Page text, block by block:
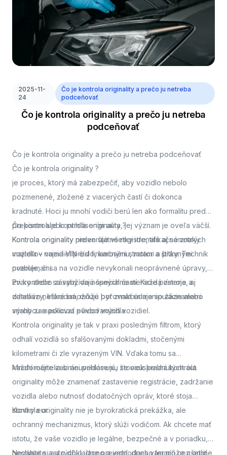
2025-11-
24
Čo je kontrola originality a prečo ju netreba
podceňovať
Čo je kontrola originality a prečo ju netreba
podceňovať
Čo je kontrola originality a prečo ju netreba podceňovať
Čo je kontrola originality ?
je proces, ktorý má zabezpečiť, aby vozidlo nebolo
pozmenené, zložené z viacerých častí či dokonca
kradnuté. Hoci ju mnohí vodiči berú len ako formalitu pred
prepisom alebo prihlásením auta, jej význam je oveľa väčší.
Kontrola originality nielen štátne registre, ale aj samotných
majiteľov vozidiel pred finančnými stratami a právnymi
problémami.
Čo kontroluje kontrola originality ?
Kontrola originality preveruje všetky identifikačné znaky
vozidla – najmä VIN číslo, karosériu, motor a štítky. Technik
overuje, či sa na vozidle nevykonali neoprávnené úpravy,
zvary alebo zásahy do nosných častí. Každá zmena, aj
zdanlivo neškodná, môže byť znakom manipulácie alebo
snahy zamaskovať pôvod vozidla.
Pri kontrole sa využívajú špeciálne meracie prístroje a
databázy, ktoré umožňujú porovnať údaje so záznamami
výrobcu a políciou evidovaných vozidiel.
Kontrola originality je tak v praxi posledným filtrom, ktorý
odhalí vozidlá so sfalšovanými dokladmi, stočenými
kilometrami či zle vyrazeným VIN. Vďaka tomu sa
každoročne zabráni prihláseniu stoviek kradnutých áut.
Mnohí majitelia si neuvedomujú, že neúspešná kontrola
originality môže znamenať zastavenie registrácie, zadržanie
vozidla alebo nutnosť dodatočných opráv, ktoré stoja
stovky eur.
Kontrola originality nie je byrokratická prekážka, ale
ochranný mechanizmus, ktorý slúži vodičom. Ak chcete mať
istotu, že vaše vozidlo je legálne, bezpečné a v poriadku,
nechajte si auto dôkladne preveriť.dnes vám môže ušetriť
Neváhajte asi rýchlo, lacno a jednoducho termín cez online